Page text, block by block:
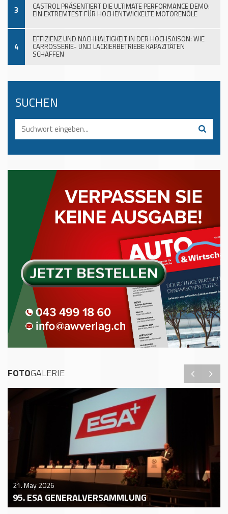
3 CASTROL PRÄSENTIERT DIE ULTIMATE PERFORMANCE DEMO:
EIN EXTREMTEST FÜR HOCHENTWICKELTE MOTORENÖLE
4
EFFIZIENZ UND NACHHALTIGKEIT IN DER HOCHSAISON: WIE
CARROSSERIE- UND LACKIERBETRIEBE KAPAZITÄTEN
SCHAFFEN
SUCHEN
FOTOGALERIE
21. May 2026
95. ESA GENERALVERSAMMLUNG